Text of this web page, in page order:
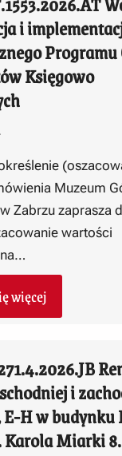
i
Programu
Księgowo
Muzeum
Zabrzu zaprasza
wartości
więcej
i
H w budynku
Karola Miarki 8.